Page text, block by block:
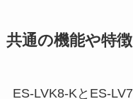
共通の機能や特徴
ES-LVK8-KとES-